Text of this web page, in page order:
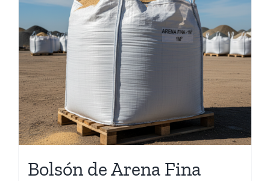
Bolsón de Arena Fina